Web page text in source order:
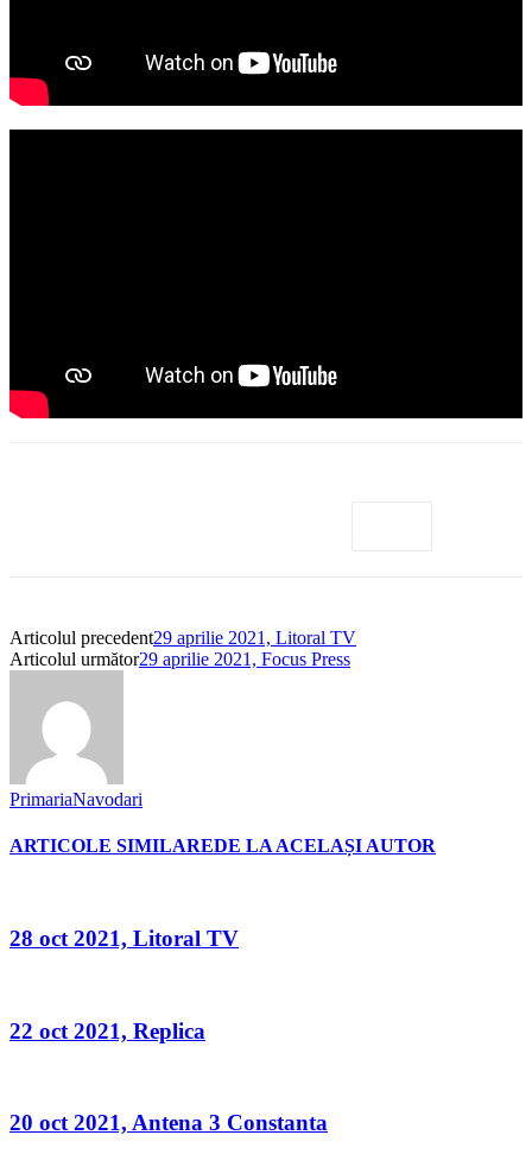
Articolul precedent29 aprilie 2021, Litoral TV
Articolul următor29 aprilie 2021, Focus Press
PrimariaNavodari
ARTICOLE SIMILAREDE LA ACELAȘI AUTOR
28 oct 2021, Litoral TV
22 oct 2021, Replica
20 oct 2021, Antena 3 Constanta